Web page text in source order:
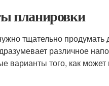
планировки
тщательно продумать
различное
варианты того, как может